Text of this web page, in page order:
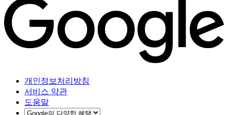
개인정보처리방침
서비스 약관
도움말